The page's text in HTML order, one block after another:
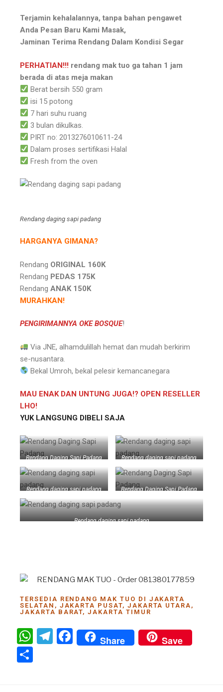
Terjamin kehalalannya, tanpa bahan pengawet⁣
Anda Pesan Baru Kami Masak, ⁣
Jaminan Terima Rendang Dalam Kondisi Segar⁣
PERHATIAN!!! rendang mak tuo ga tahan 1 jam
berada di atas meja makan ⁣
Berat bersih 550 gram
isi 15 potong
7 hari suhu ruang
3 bulan dikulkas.
PIRT no: 2013276010611-24
Dalam proses sertifikasi Halal
Fresh from the oven
Rendang daging sapi padang
HARGANYA GIMANA?
Rendang ORIGINAL 160K
Rendang PEDAS 175K
Rendang ANAK 150K
MURAHKAN!
PENGIRIMANNYA OKE BOSQUE!
Via JNE, alhamdulillah hemat dan mudah berkirim
se-nusantara.
Bekal Umroh, bekal pelesir kemancanegara
MAU ENAK DAN UNTUNG JUGA!? OPEN RESELLER
LHO!
YUK LANGSUNG DIBELI SAJA
Rendang Daging Sapi Padang Rendang daging sapi padang
Rendang daging sapi padang Rendang Daging Sapi Padang
Rendang daging sapi padang
TERSEDIA RENDANG MAK TUO DI JAKARTA
SELATAN, JAKARTA PUSAT, JAKARTA UTARA,
JAKARTA BARAT, JAKARTA TIMUR
W T
F
a
Share Save